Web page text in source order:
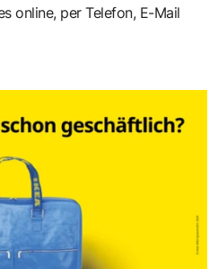
online, per Telefon, E-Mail